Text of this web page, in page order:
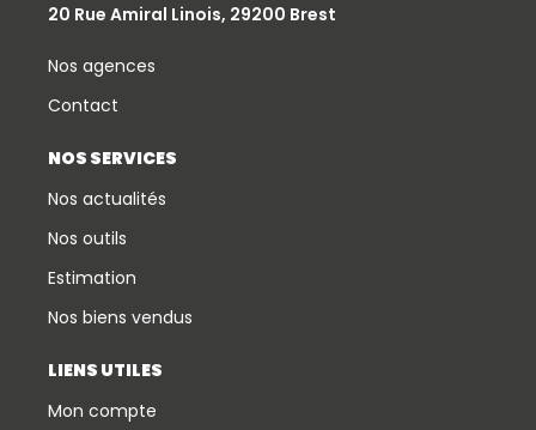
20 Rue Amiral Linois, 29200 Brest
Nos agences
Contact
NOS SERVICES
Nos actualités
Nos outils
Estimation
Nos biens vendus
LIENS UTILES
Mon compte